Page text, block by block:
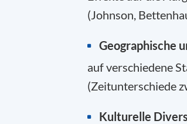
(Johnson,
Geographische
auf verschiedene
(Zeitunterschiede
Kulturelle